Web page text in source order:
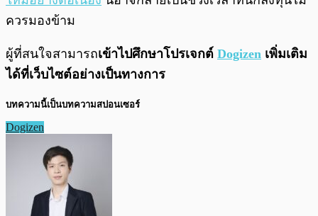
ควรมองข้าม
ผู้ที่สนใจสามารถเข้าไปศึกษาโปรเจกต์ Dogizen เพิ่มเติม
ได้ที่เว็บไซต์อย่างเป็นทางการ
บทความนี้เป็นบทความสปอนเซอร์
Dogizen